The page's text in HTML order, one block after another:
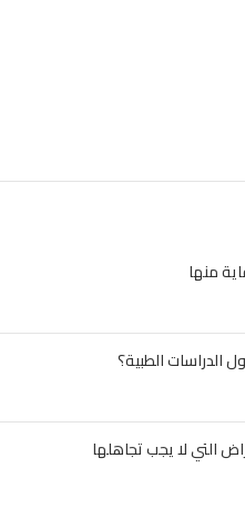
منها
الدراسات الطبية؟
التي لا يجب تجاهلها